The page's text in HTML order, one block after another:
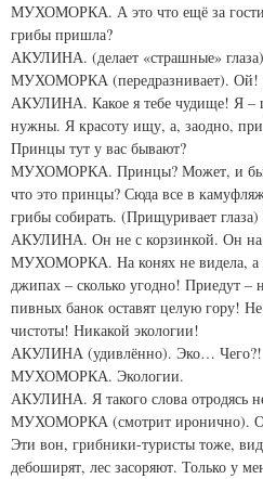
МУХОМОРКА. А это что ещё за
грибы пришла?
АКУЛИНА. (делает «страшные»
МУХОМОРКА (передразнивает). Ой!
АКУЛИНА. Какое я тебе чудище! Я –
нужны. Я красоту ищу, а, заодно,
Принцы тут у вас бывают?
МУХОМОРКА. Принцы? Может, и
что это принцы? Сюда все в
грибы собирать. (Прищуривает
АКУЛИНА. Он не с корзинкой. Он на
МУХОМОРКА. На конях не видела, а
джипах – сколько угодно! Приедут –
пивных банок оставят целую гору!
чистоты! Никакой экологии!
АКУЛИНА (удивлённо). Эко… Чего?!
МУХОМОРКА. Экологии.
АКУЛИНА. Я такого слова отродясь
МУХОМОРКА (смотрит иронично).
Эти вон, грибники-туристы тоже,
дебоширят, лес засоряют. Только у